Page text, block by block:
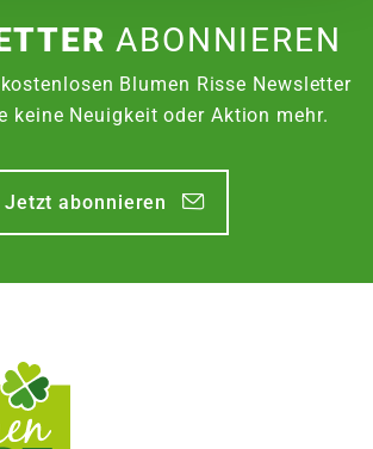
(nicht im Lieferumfang
ABONNIEREN
Blumen Risse Newsletter
keine Neuigkeit oder Aktion mehr.
Jetzt abonnieren